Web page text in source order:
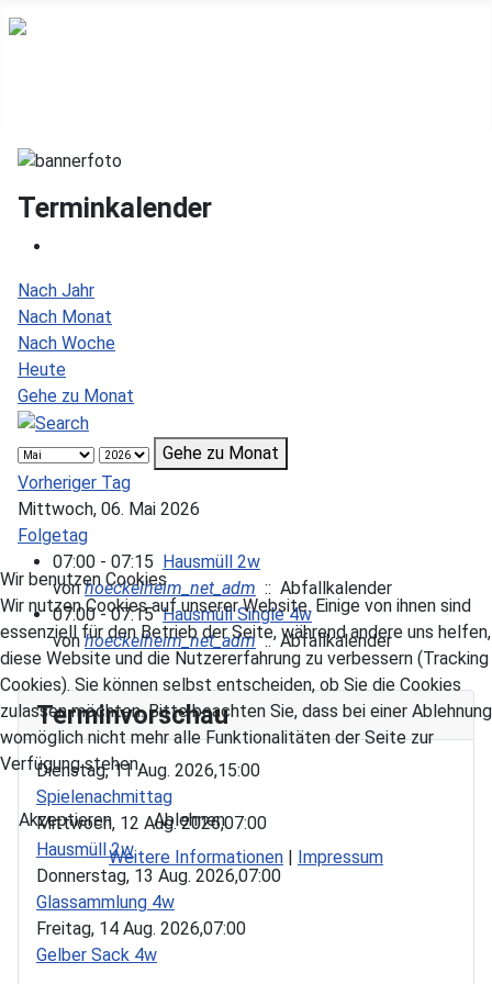
Terminkalender
Nach Jahr
Nach Monat
Nach Woche
Heute
Gehe zu Monat
Gehe zu Monat
Vorheriger Tag
Mittwoch, 06. Mai 2026
Folgetag
07:00 - 07:15 Hausmüll 2w
von hoeckelheim_net_adm :: Abfallkalender
07:00 - 07:15Hausmüll Single 4w
von hoeckelheim_net_adm:: Abfallkalender
Terminvorschau
Dienstag, 11 Aug. 2026,15:00
Spielenachmittag
Mittwoch, 12 Aug. 2026,07:00
Hausmüll 2w
Donnerstag, 13 Aug. 2026,07:00
Glassammlung 4w
Freitag, 14 Aug. 2026,07:00
Gelber Sack 4w
Wir benutzen Cookies
Wir nutzen Cookies auf unserer Website. Einige von ihnen sind
essenziell für den Betrieb der Seite, während andere uns helfen,
diese Website und die Nutzererfahrung zu verbessern (Tracking
Cookies). Sie können selbst entscheiden, ob Sie die Cookies
zulassen möchten. Bitte beachten Sie, dass bei einer Ablehnung
womöglich nicht mehr alle Funktionalitäten der Seite zur
Verfügung stehen.
Akzeptieren
Ablehnen
Weitere Informationen | Impressum